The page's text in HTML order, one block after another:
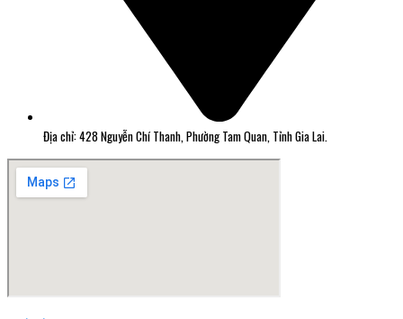
Địa chỉ: 428 Nguyễn Chí Thanh, Phường Tam Quan, Tỉnh Gia Lai.